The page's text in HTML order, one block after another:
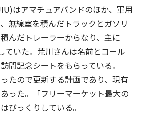
はアマチュアバンドのほか、軍用
無線室を積んだトラックとガソリ
んだトレーラーからなり、主に
ていた。荒川さんは名前とコール
問記念シートをもらっている。
たので更新する計画であり、現有
った。「フリーマーケット最大の
びっくりしている。